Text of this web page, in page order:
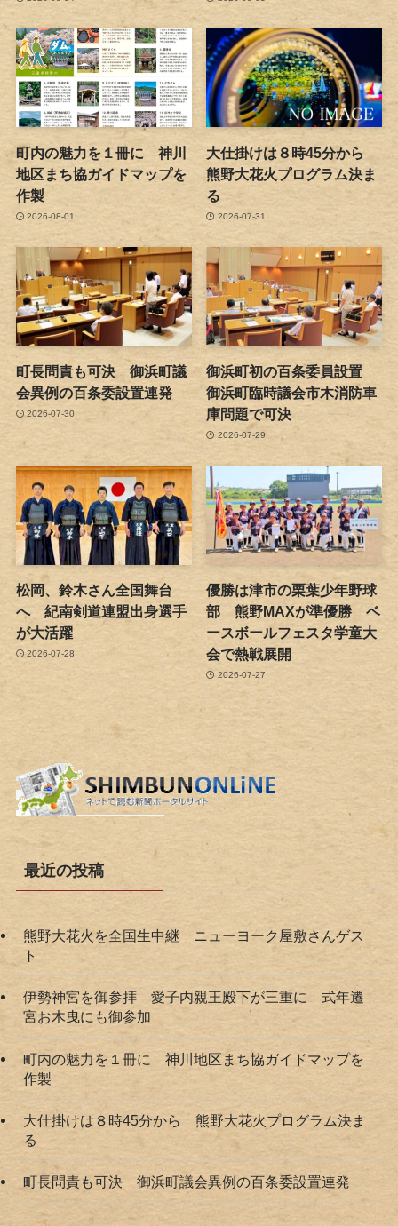
町内の魅力を１冊に 神川
地区まち協ガイドマップを
作製
2026-08-01
大仕掛けは８時45分から
熊野大花火プログラム決ま
る
2026-07-31
町長問責も可決 御浜町議
会異例の百条委設置連発
2026-07-30
御浜町初の百条委員設置
御浜町臨時議会市木消防車
庫問題で可決
2026-07-29
松岡、鈴木さん全国舞台
へ 紀南剣道連盟出身選手
が大活躍
2026-07-28
優勝は津市の栗葉少年野球
部 熊野MAXが準優勝 ベ
ースボールフェスタ学童大
会で熱戦展開
2026-07-27
最近の投稿
熊野大花火を全国生中継 ニューヨーク屋敷さんゲス
ト
伊勢神宮を御参拝 愛子内親王殿下が三重に 式年遷
宮お木曳にも御参加
町内の魅力を１冊に 神川地区まち協ガイドマップを
作製
大仕掛けは８時45分から 熊野大花火プログラム決ま
る
町長問責も可決 御浜町議会異例の百条委設置連発